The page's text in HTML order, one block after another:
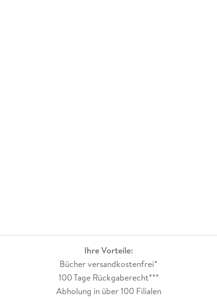
Ihre Vorteile:
Bücher versandkostenfrei*
100 Tage Rückgaberecht***
Abholung in über 100 Filialen